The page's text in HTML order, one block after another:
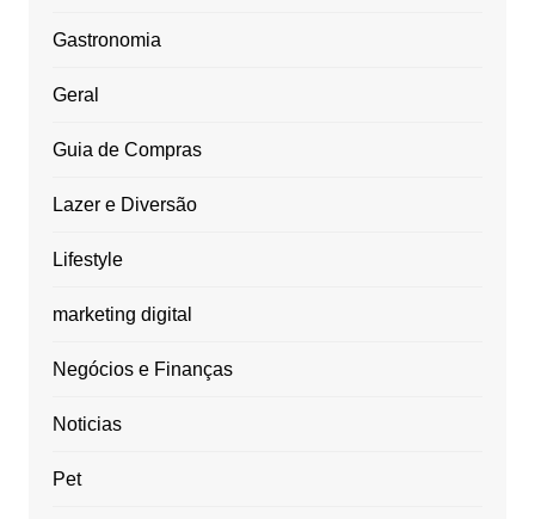
Gastronomia
Geral
Guia de Compras
Lazer e Diversão
Lifestyle
marketing digital
Negócios e Finanças
Noticias
Pet